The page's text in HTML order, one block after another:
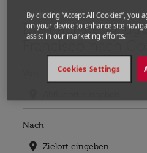
Die nächsten
Francisco nach
Nach
location_on
Bitte ändern Sie Ihre
By clicking “Accept All Cookies”,
on your device to enhance site
assist in our marketing efforts.
Cookies Settings